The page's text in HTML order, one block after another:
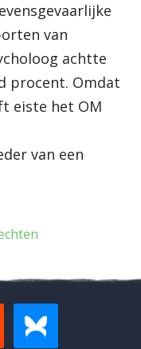
van
achtte
procent. Omdat
eiste het OM
van een